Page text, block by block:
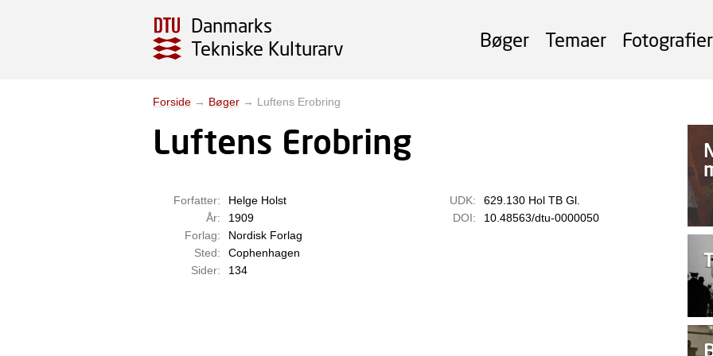
Danmarks
Tekniske Kulturarv
Bøger Temaer Fotografier
Forside → Bøger → Luftens Erobring
Luftens Erobring
Forfatter:
Helge Holst
År:
1909
Forlag:
Nordisk Forlag
Sted:
Cophenhagen
Sider:
134
UDK:
629.130 Hol TB Gl.
DOI:
10.48563/dtu-0000050